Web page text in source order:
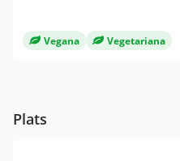
Vegana Vegetariana
Plats